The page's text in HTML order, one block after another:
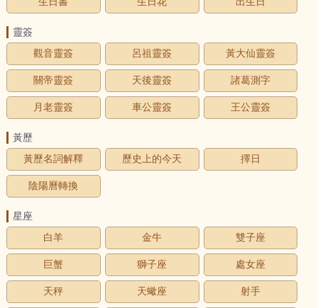
靈簽
觀音靈簽
呂祖靈簽 黃大仙靈簽
關帝靈簽 天後靈簽 諸葛測字
月老靈簽 車公靈簽 王公靈簽
黃歷
黃歷名詞解釋
歷史上的今天 擇日
陰陽曆轉換
星座
白羊
金牛 雙子座
巨蟹 獅子座 處女座
天秤 天蠍座 射手